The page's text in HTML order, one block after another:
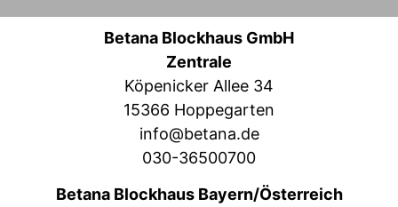
Betana Blockhaus GmbH
Zentrale
Köpenicker Allee 34
15366 Hoppegarten
info@betana.de
030-36500700
Betana Blockhaus Bayern/Österreich